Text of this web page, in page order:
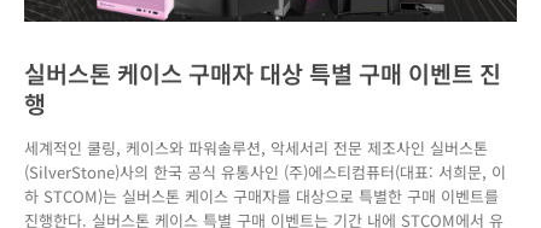
실버스톤 케이스 구매자 대상 특별 구매 이벤트 진
행
세계적인 쿨링, 케이스와 파워솔루션, 악세서리 전문 제조사인 실버스톤
(SilverStone)사의 한국 공식 유통사인 (주)에스티컴퓨터(대표: 서희문, 이
하 STCOM)는 실버스톤 케이스 구매자를 대상으로 특별한 구매 이벤트를
진행한다. 실버스톤 케이스 특별 구매 이벤트는 기간 내에 STCOM에서 유